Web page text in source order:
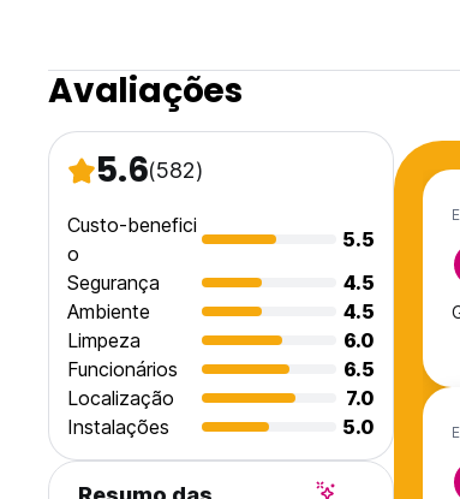
Avaliações
5.6(582)
Custo-benefici
o
5.5
Segurança
4.5
Ambiente
4.5
Limpeza
6.0
Funcionários
6.5
Localização
7.0
Instalações
5.0